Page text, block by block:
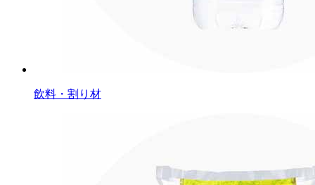
飲料・割り材